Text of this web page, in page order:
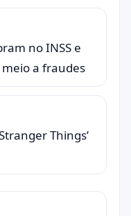
no INSS e
a fraudes
Things’